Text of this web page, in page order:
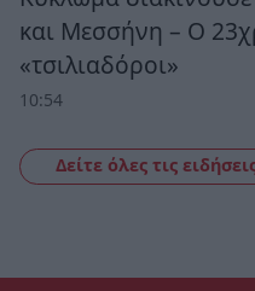
και Μεσσήνη – Ο
«τσιλιαδόροι»
10:54
Δείτε όλες τις